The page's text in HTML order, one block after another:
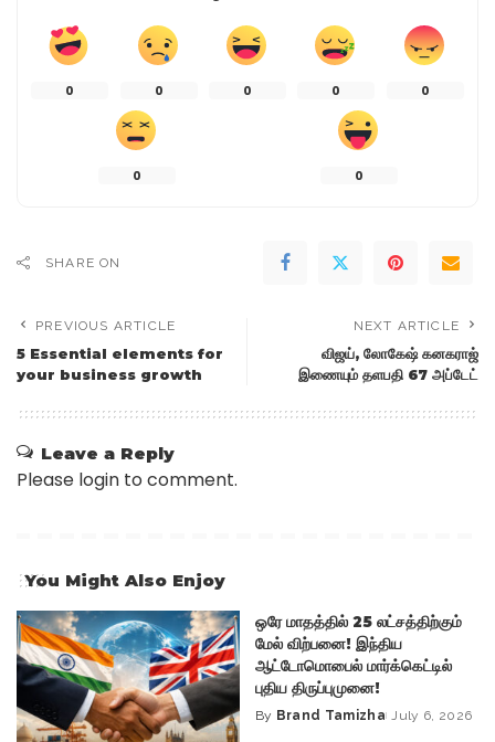
0 0 0 0 0
0 0
SHARE ON
PREVIOUS ARTICLE
5 Essential elements for
your business growth
NEXT ARTICLE
விஜய், லோகேஷ் கனகராஜ்
இணையும் தளபதி 67 அப்டேட்
Leave a Reply
Please login to comment.
You Might Also Enjoy
ஒரே மாதத்தில் 25 லட்சத்திற்கும்
மேல் விற்பனை! இந்திய
ஆட்டோமொபைல் மார்க்கெட்டில்
புதிய திருப்புமுனை!
Posted
By Brand Tamizha July 6, 2026